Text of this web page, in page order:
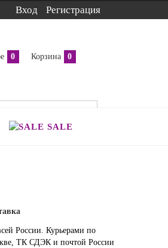
Вход Регистрация
0 Корзина 0
SALE
России. Курьерами по
ТК СДЭК и почтой России